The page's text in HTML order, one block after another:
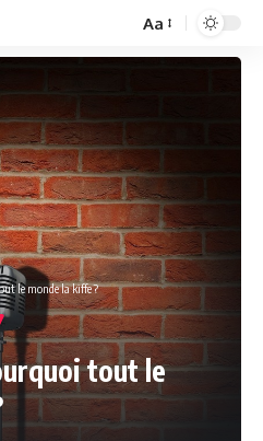
Font
Resizer
Aa
le monde la kiffe ?
tout le